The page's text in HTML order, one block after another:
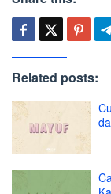
Related posts: